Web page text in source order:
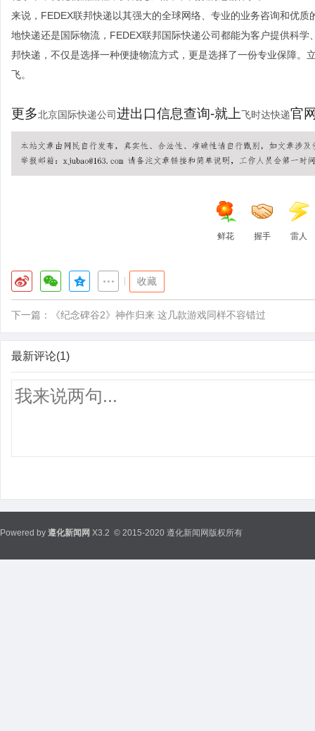
来说，FEDEX联邦快递以其强大的全球网络、专业的业务咨询和优
地快递还是国际物流，FEDEX联邦国际快递公司都能为客户提供科
邦快递，不仅是选择一种便捷物流方式，更是选择了一份专业保障
飞。
更多北京国际快递公司进出口信息查询-就上飞时达快递官
鲜花 握手 雷人
收藏
下一篇： 《纪念碑谷2》神作归来 这几款游戏同样不容错过
最新评论(1)
Powered by 遵化新闻网 X3.2 © 2015-2020 遵化新闻网版权所有